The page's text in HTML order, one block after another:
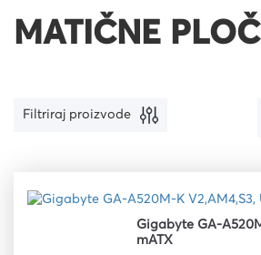
MATIČNE
Filtriraj proizvode
Gigabyte GA-
mATX